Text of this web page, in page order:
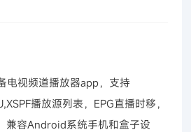
电视频道播放器app，支持
播放源列表，EPG直播时移，
兼容Android系统手机和盒子设